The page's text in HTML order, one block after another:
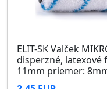
ELIT-SK Valček
disperzné, latexové
11mm priemer: